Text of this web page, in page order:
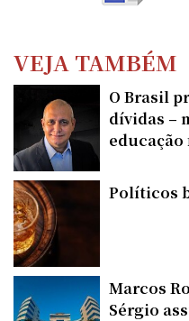
VEJA TAMBÉM
O Brasil
dívidas –
Políticos
Marcos
Sérgio